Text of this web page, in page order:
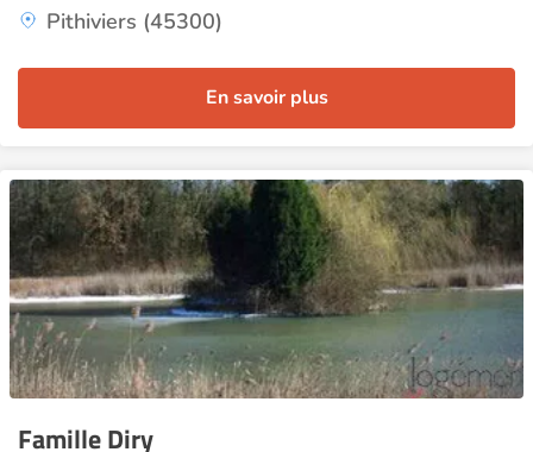
Pithiviers (45300)
En savoir plus
Famille Diry